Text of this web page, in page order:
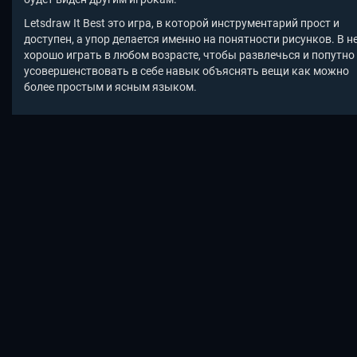
Letsdraw It Best это игра, в которой инструментарий прост и
доступен, а упор делается именно на понятности рисунков. В
хорошо играть в любом возрасте, чтобы развлечься и попутно
усовершенствовать в себе навык объяснять вещи как можно
более простым и ясным языком.